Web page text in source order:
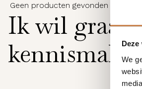
We
Geen producten gevonden die aan
Ik wil graag